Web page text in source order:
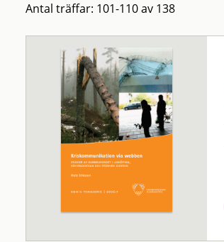
Antal träffar: 101-110 av 138